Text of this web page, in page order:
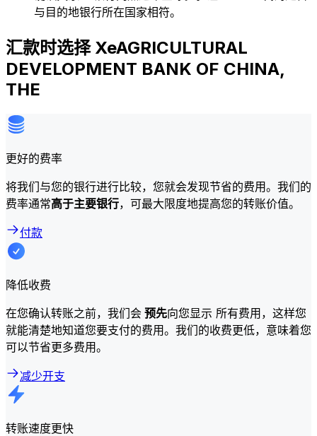
与目的地银行所在国家相符。
汇款时选择 XeAGRICULTURAL
DEVELOPMENT BANK OF CHINA,
THE
更好的费率
将我们与您的银行进行比较，您就会发现节省的费用。我们的
费率通常高于主要银行，可最大限度地提高您的转账价值。
付款
降低收费
在您确认转账之前，我们会 预先向您显示 所有费用，这样您
就能清楚地知道您要支付的费用。我们的收费更低，意味着您
可以节省更多费用。
减少开支
转账速度更快